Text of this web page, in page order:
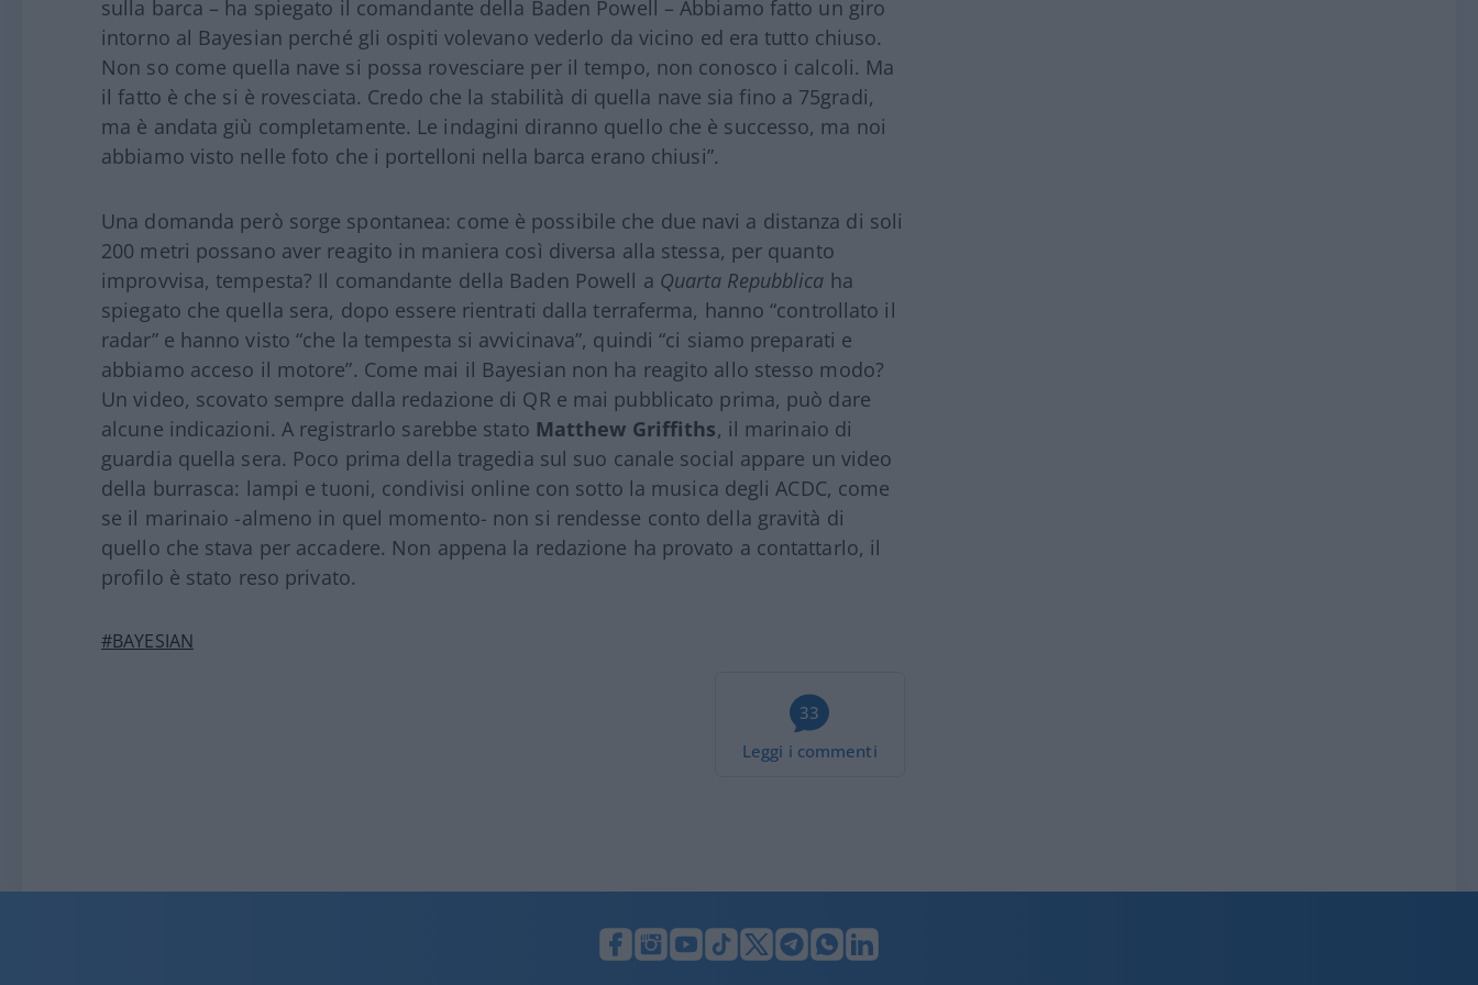
sulla barca – ha spiegato il comandante della Baden Powell – Abbiamo fatto un giro
intorno al Bayesian perché gli ospiti volevano vederlo da vicino ed era tutto chiuso.
Non so come quella nave si possa rovesciare per il tempo, non conosco i calcoli. Ma
il fatto è che si è rovesciata. Credo che la stabilità di quella nave sia fino a 75gradi,
ma è andata giù completamente. Le indagini diranno quello che è successo, ma noi
abbiamo visto nelle foto che i portelloni nella barca erano chiusi”.
Una domanda però sorge spontanea: come è possibile che due navi a distanza di soli
200 metri possano aver reagito in maniera così diversa alla stessa, per quanto
improvvisa, tempesta? Il comandante della Baden Powell a Quarta Repubblica ha
spiegato che quella sera, dopo essere rientrati dalla terraferma, hanno “controllato il
radar” e hanno visto “che la tempesta si avvicinava”, quindi “ci siamo preparati e
abbiamo acceso il motore”. Come mai il Bayesian non ha reagito allo stesso modo?
Un video, scovato sempre dalla redazione di QR e mai pubblicato prima, può dare
alcune indicazioni. A registrarlo sarebbe stato Matthew Griffiths, il marinaio di
guardia quella sera. Poco prima della tragedia sul suo canale social appare un video
della burrasca: lampi e tuoni, condivisi online con sotto la musica degli ACDC, come
se il marinaio -almeno in quel momento- non si rendesse conto della gravità di
quello che stava per accadere. Non appena la redazione ha provato a contattarlo, il
profilo è stato reso privato.
#BAYESIAN
33
Leggi i commenti